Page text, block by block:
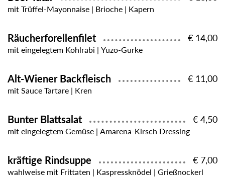
mit Trüffel-Mayonnaise | Brioche | Kapern
Räucherforellenfilet € 14,00
mit eingelegtem Kohlrabi | Yuzo-Gurke
Alt-Wiener Backfleisch € 11,00
mit Sauce Tartare | Kren
Bunter Blattsalat € 4,50
mit eingelegtem Gemüse | Amarena-Kirsch Dressing
kräftige Rindsuppe € 7,00
wahlweise mit Frittaten | Kaspressknödel | Grießnockerl